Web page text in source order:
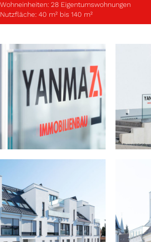
Wohneinheiten: 28 Eigentumswohnungen
Nutzfläche: 40 m² bis 140 m²